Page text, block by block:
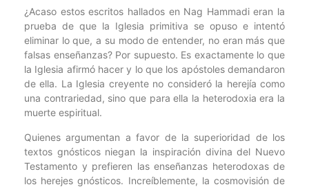
¿Acaso estos escritos hallados en Nag Hammadi eran la
prueba de que la Iglesia primitiva se opuso e intentó
eliminar lo que, a su modo de entender, no eran más que
falsas enseñanzas? Por supuesto. Es exactamente lo que
la Iglesia afirmó hacer y lo que los apóstoles demandaron
de ella. La Iglesia creyente no consideró la herejía como
una contrariedad, sino que para ella la heterodoxia era la
muerte espiritual.
Quienes argumentan a favor de la superioridad de los
textos gnósticos niegan la inspiración divina del Nuevo
Testamento y prefieren las enseñanzas heterodoxas de
los herejes gnósticos. Increíblemente, la cosmovisión de